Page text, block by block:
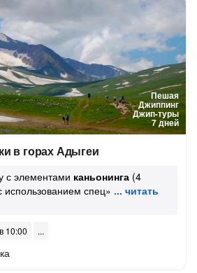
Пешая
Джиппинг
Джип-туры
7 дней
в горах Адыгеи
с элементами каньонинга (4
использованием спец»
10:00